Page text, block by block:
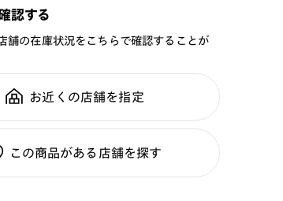
]
52%
14%
時は使用を中止して医師に相談して下さ
運転または道路では使用しないで下さい
いところでは使用しないで下さい
24.8g 重さについて
： サングラス
素材：
ラス商品でも、レンズ交換を
相談もいつでもお気軽に
ガイド
認する
舗の在庫状況をこちらで確認することが
お近くの店舗を指定
この商品がある店舗を探す